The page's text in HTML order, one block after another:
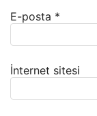
E-posta *
İnternet sitesi